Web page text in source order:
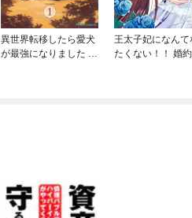
異世界転移したら愛犬
が最強になりました ～
王太子妃になんて
たくない！！ 婚